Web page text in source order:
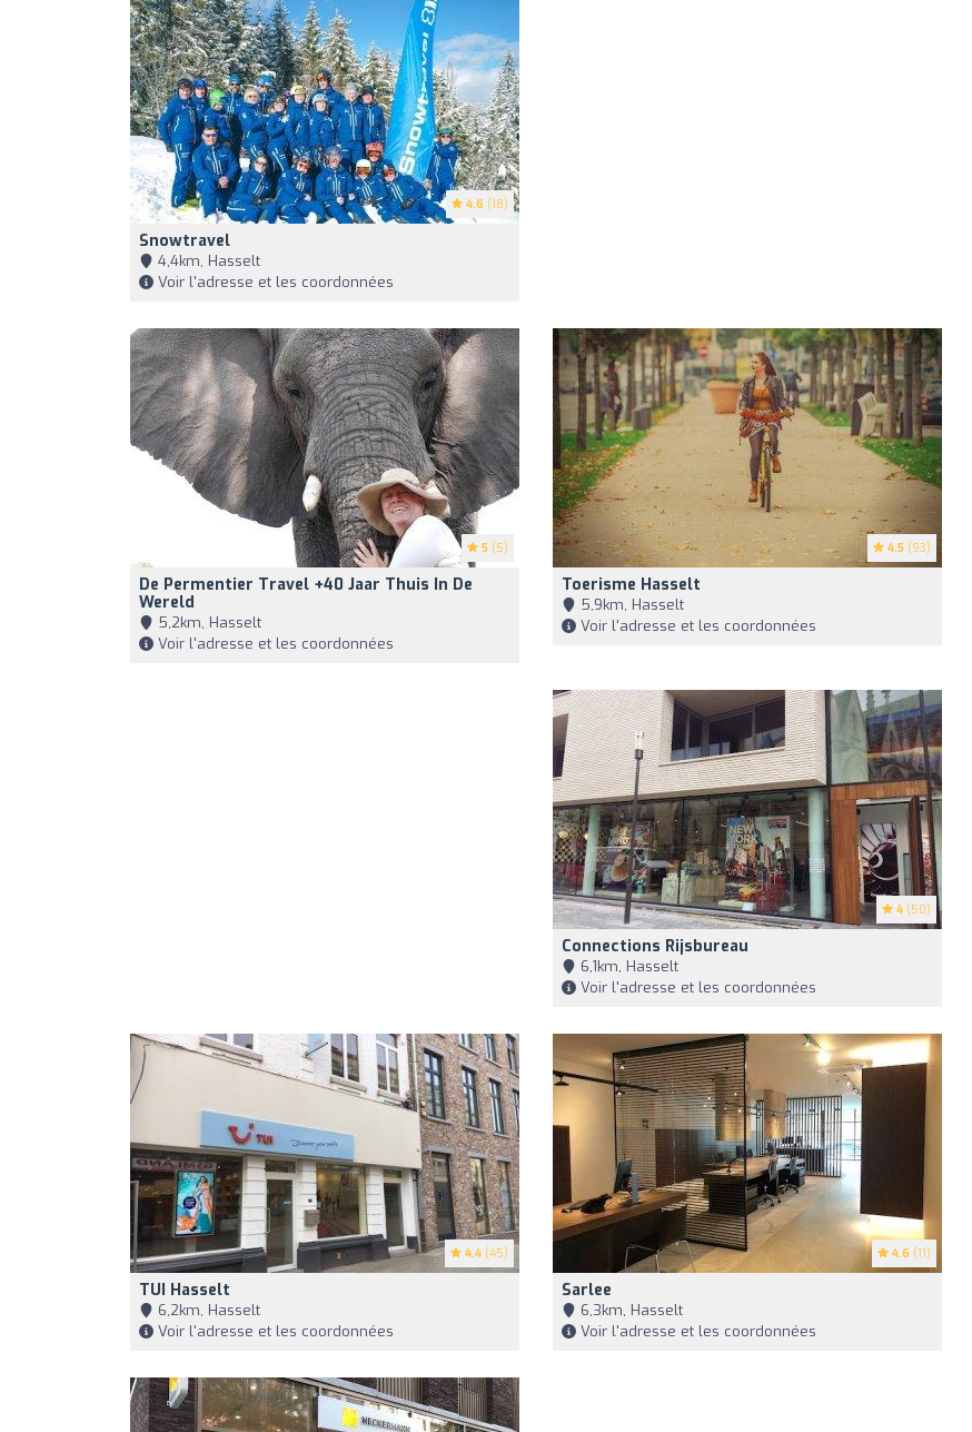
4.6 (18)
Snowtravel
4,4km, Hasselt
Voir l'adresse et les coordonnées
5 (5)
De Permentier Travel +40 Jaar Thuis In De
Wereld
5,2km, Hasselt
Voir l'adresse et les coordonnées
4.5 (93)
Toerisme Hasselt
5,9km, Hasselt
Voir l'adresse et les coordonnées
4 (50)
Connections Rijsbureau
6,1km, Hasselt
Voir l'adresse et les coordonnées
4.4 (45)
TUI Hasselt
6,2km, Hasselt
Voir l'adresse et les coordonnées
4.6 (11)
Sarlee
6,3km, Hasselt
Voir l'adresse et les coordonnées